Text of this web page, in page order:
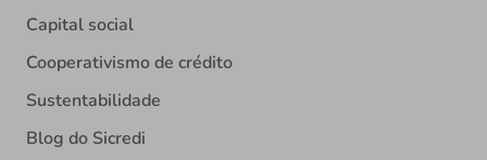
Capital social
Cooperativismo de crédito
Sustentabilidade
Blog do Sicredi